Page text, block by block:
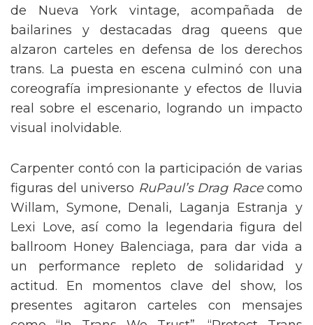
de Nueva York vintage, acompañada de
bailarines y destacadas drag queens que
alzaron carteles en defensa de los derechos
trans. La puesta en escena culminó con una
coreografía impresionante y efectos de lluvia
real sobre el escenario, logrando un impacto
visual inolvidable.
Carpenter contó con la participación de varias
figuras del universo RuPaul’s Drag Racecomo
Willam, Symone, Denali, Laganja Estranja y
Lexi Love, así como la legendaria figura del
ballroom Honey Balenciaga, para dar vida a
un performance repleto de solidaridad y
actitud. En momentos clave del show, los
presentes agitaron carteles con mensajes